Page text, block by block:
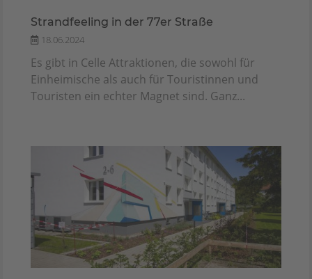
Strandfeeling in der 77er Straße
18.06.2024
Es gibt in Celle Attraktionen, die sowohl für
Einheimische als auch für Touristinnen und
Touristen ein echter Magnet sind. Ganz...